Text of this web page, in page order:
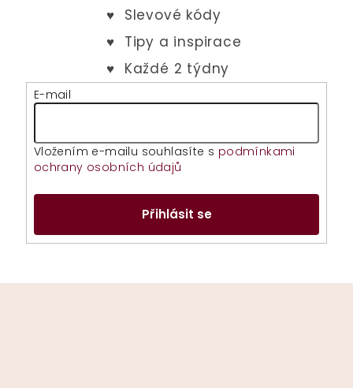
E-mail
Vložením e-mailu souhlasíte s podmínkami
ochrany osobních údajů
Přihlásit se